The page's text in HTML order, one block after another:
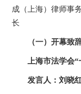
成（上海）律师事
长
（一） 开幕致
上海市法学会“
发言人：刘晓